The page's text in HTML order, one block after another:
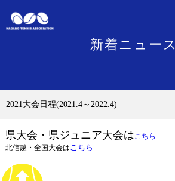
新着ニュース
2021大会日程(2021.4～2022.4)
県大会・県ジュニア大会はこちら
北信越・全国大会はこちら